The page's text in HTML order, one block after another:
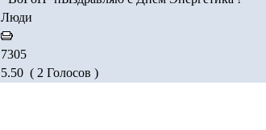
Люди
7305
5.50 ( 2 Голосов )